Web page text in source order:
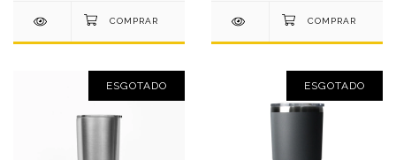
ESGOTADO ESGOTADO